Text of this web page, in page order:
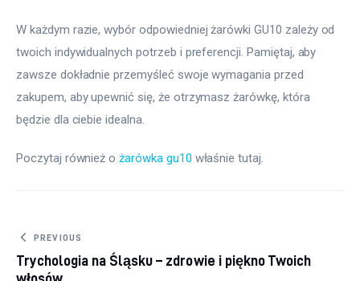
W każdym razie, wybór odpowiedniej żarówki GU10 zależy od
twoich indywidualnych potrzeb i preferencji. Pamiętaj, aby
zawsze dokładnie przemyśleć swoje wymagania przed
zakupem, aby upewnić się, że otrzymasz żarówkę, która
będzie dla ciebie idealna.
Poczytaj również o żarówka gu10 właśnie tutaj.
Nawigacja wpisu
PREVIOUS
Trychologia na Śląsku – zdrowie i piękno Twoich